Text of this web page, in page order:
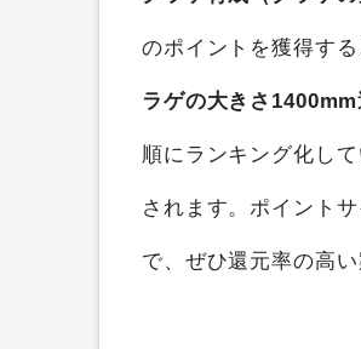
クラゲ育成（クラゲ
のポイントを獲得す
ラゲの大きさ
順にランキング化し